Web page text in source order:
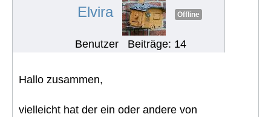
Elvira Offline
Benutzer Beiträge: 14
Hallo zusammen,
vielleicht hat der ein oder andere von